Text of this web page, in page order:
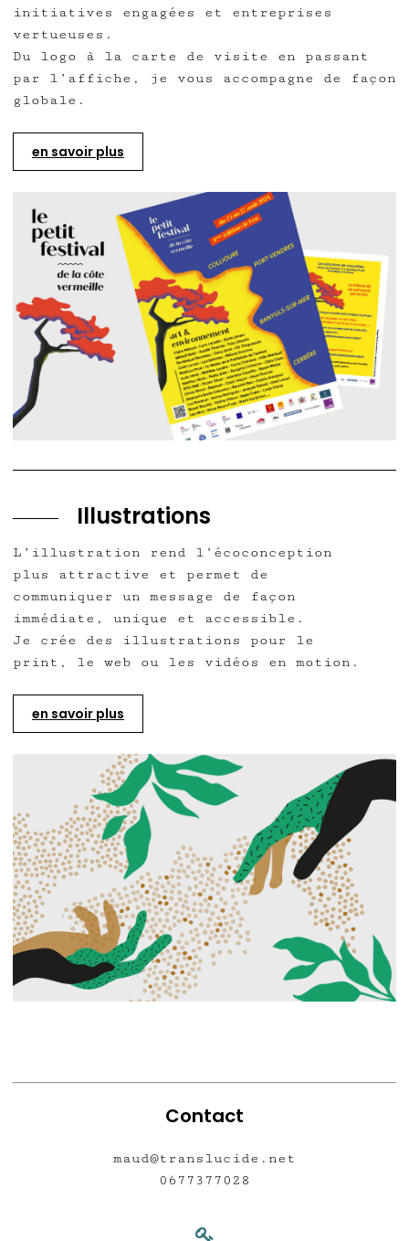
initiatives engagées et entreprises
vertueuses.
Du logo à la carte de visite en passant
par l’affiche, je vous accompagne de façon
globale.
en savoir plus
Illustrations
L’illustration rend l’écoconception
plus attractive et permet de
communiquer un message de façon
immédiate, unique et accessible.
Je crée des illustrations pour le
print, le web ou les vidéos en motion.
en savoir plus
Contact
maud@translucide.net
0677377028